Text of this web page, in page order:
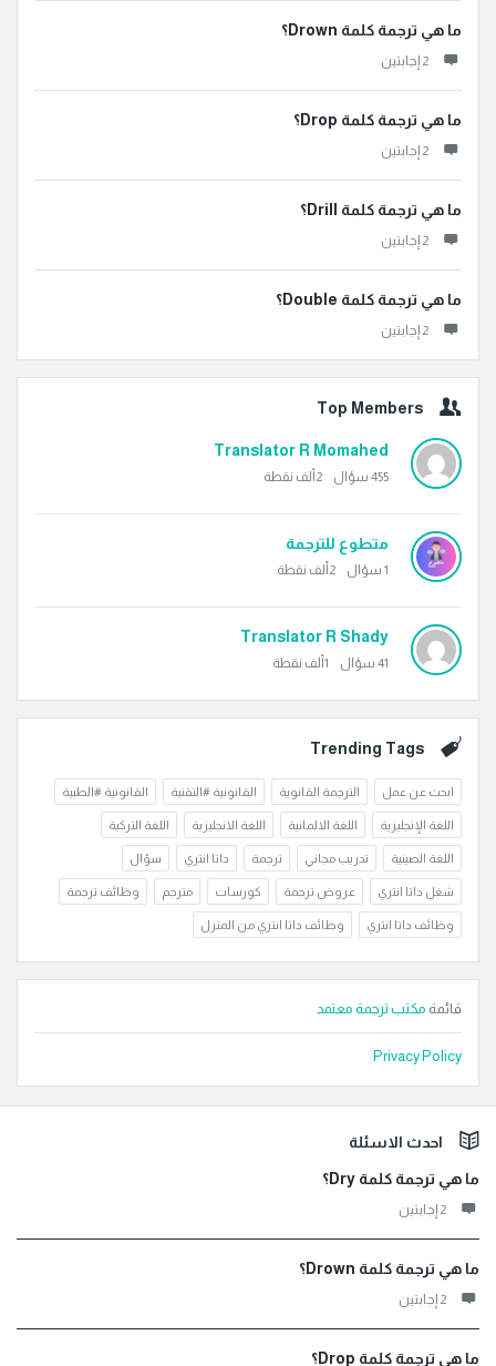
ما هي ترجمة كلمة Drown؟
‫2 إجابتين
ما هي ترجمة كلمة Drop؟
‫2 إجابتين
ما هي ترجمة كلمة Drill؟
‫2 إجابتين
ما هي ترجمة كلمة Double؟
‫2 إجابتين
Top Members
Translator R Momahed
455 سؤال 2ألف نقطة
متطوع للترجمة
1 سؤال 2ألف نقطة
Translator R Shady
41 سؤال 1ألف نقطة
Trending Tags
ابحث عن عمل الترجمة القانوية القانونية #التقنية القانونية #الطبية
اللغة الإنجليزية اللغة الالمانية اللغة الانجليزية اللغة التركية
اللغة الصينية تدريب مجاني ترجمة داتا انتري سؤال
شغل داتا انتري عروض ترجمة كورسات مترجم وظائف ترجمة
وظائف داتا انتري وظائف داتا انتري من المنزل
قائمة مكتب ترجمة معتمد
Privacy Policy
الفوتراحدث الاسئلة
ما هي ترجمة كلمة Dry؟
‫2 إجابتين
ما هي ترجمة كلمة Drown؟
‫2 إجابتين
ما هي ترجمة كلمة Drop؟